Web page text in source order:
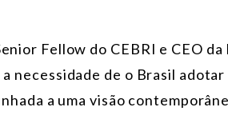
Fellow do CEBRI e CEO
a necessidade de o Brasil
a uma visão